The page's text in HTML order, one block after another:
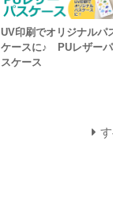
UV印刷でオリジナルパ
ケースに♪ PUレザーパ
スケース